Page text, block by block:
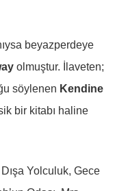
beyazperdeye
olmuştur. İlaveten;
söylenen Kendine
bir kitabı haline
Dışa Yolculuk, Gece